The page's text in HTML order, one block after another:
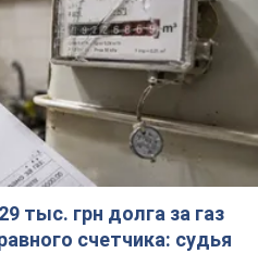
тыс. грн долга за газ
счетчика: судья